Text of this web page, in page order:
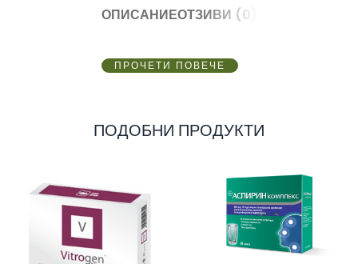
ОПИСАНИЕОТЗИВИ (0)
ПРОЧЕТИ ПОВЕЧЕ
ПОДОБНИ ПРОДУКТИ